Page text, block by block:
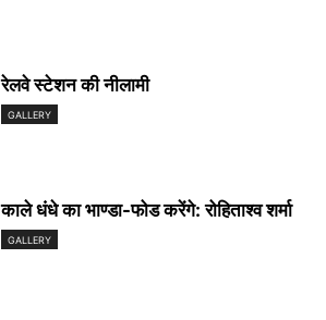
रेलवे स्टेशन की नीलामी
GALLERY
काले धंधे का भाण्डा-फोड करेंगे: रोहिताश्व शर्मा
GALLERY